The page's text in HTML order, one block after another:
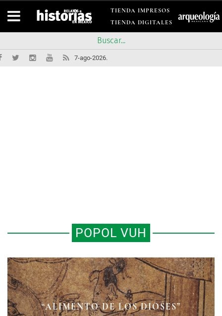
TIENDA IMPRESOS
TIENDA DIGITALES
7-ago-2026.
POPOL VUH
“ALIMENTO DE LOS DIOSES”